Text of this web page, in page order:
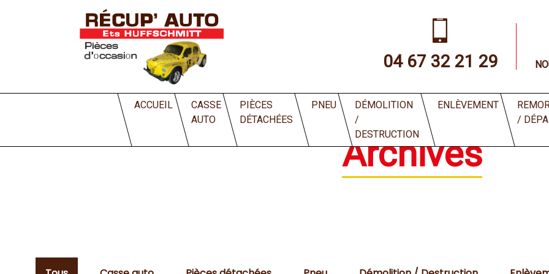
04 67 32 21 29
ACCUEIL
CASSE
AUTO
PIÈCES
DÉTACHÉES
PNEU
DÉMOLITION
/
DESTRUCTION
ENLÈVEMENT
/
Archives